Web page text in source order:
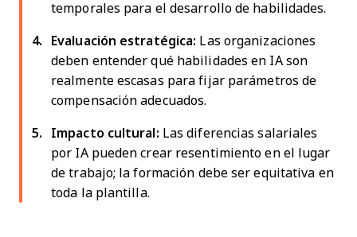
temporales para el desarrollo de habilidades.
Evaluación estratégica: Las organizaciones
deben entender qué habilidades en IA son
realmente escasas para fijar parámetros de
compensación adecuados.
Impacto cultural: Las diferencias salariales
por IA pueden crear resentimiento en el lugar
de trabajo; la formación debe ser equitativa en
toda la plantilla.